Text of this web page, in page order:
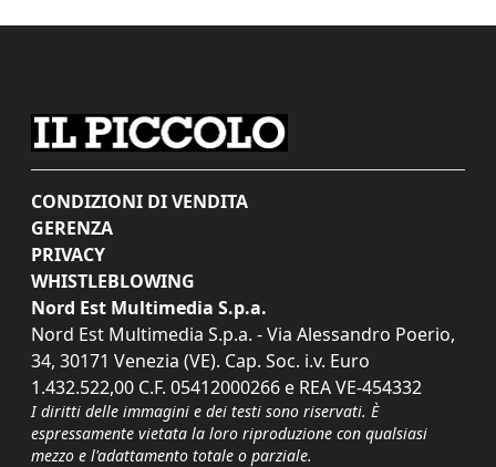
CONDIZIONI DI VENDITA
GERENZA
PRIVACY
WHISTLEBLOWING
Nord Est Multimedia S.p.a.
Nord Est Multimedia S.p.a. - Via Alessandro Poerio,
34, 30171 Venezia (VE). Cap. Soc. i.v. Euro
1.432.522,00 C.F. 05412000266 e REA VE-454332
I diritti delle immagini e dei testi sono riservati. È
espressamente vietata la loro riproduzione con qualsiasi
mezzo e l'adattamento totale o parziale.